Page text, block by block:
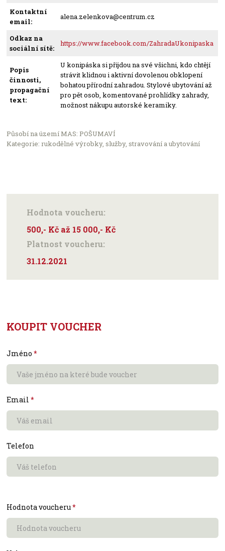
Kontaktní
email:
alena.zelenkova@centrum.cz
Odkaz na
sociální sítě:
https://www.facebook.com/ZahradaUkonipaska
Popis
činnosti,
propagační
text:
U konipáska si přijdou na své všichni, kdo chtějí
strávit klidnou i aktivní dovolenou obklopení
bohatou přírodní zahradou. Stylové ubytování až
pro pět osob, komentované prohlídky zahrady,
možnost nákupu autorské keramiky.
Působí na území MAS: POŠUMAVÍ
Kategorie: rukodělné výrobky, služby, stravování a ubytování
Hodnota voucheru:
500,- Kč až 15 000,- Kč
Platnost voucheru:
31.12.2021
KOUPIT VOUCHER
Jméno*
Email*
Telefon
Hodnota voucheru*